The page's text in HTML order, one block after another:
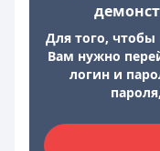
Для того, чтобы
Вам нужно
логин и